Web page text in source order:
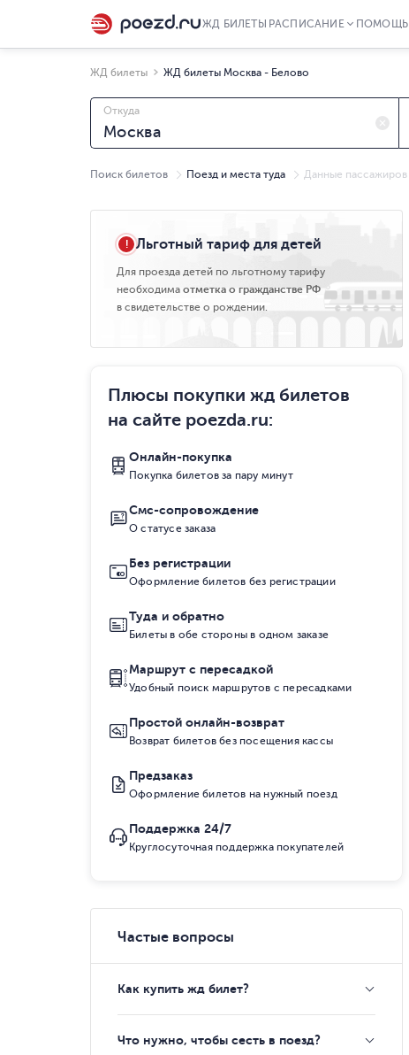
ЖД БИЛЕТЫ РАСПИСАНИЕ ПОМОЩЬ
ЖД билеты ЖД билеты Москва - Белово
Откуда
Поиск билетов Поезд и места туда Данные пассажиров
Льготный тариф для детей
Для проезда детей по льготному тарифу
необходима отметка о гражданстве РФ
в свидетельстве о рождении.
Плюсы покупки жд билетов
на сайте poezda.ru:
Онлайн-покупка
Покупка билетов за пару минут
Смс-сопровождение
О статусе заказа
Без регистрации
Оформление билетов без регистрации
Туда и обратно
Билеты в обе стороны в одном заказе
Маршрут с пересадкой
Удобный поиск маршрутов с пересадками
Простой онлайн-возврат
Возврат билетов без посещения кассы
Предзаказ
Оформление билетов на нужный поезд
Поддержка 24/7
Круглосуточная поддержка покупателей
Частые вопросы
Как купить жд билет?
Что нужно, чтобы сесть в поезд?